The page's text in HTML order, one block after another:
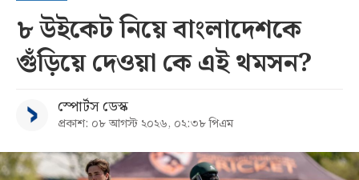
৮ উইকেট নিয়ে বাংলাদেশকে
গুঁড়িয়ে দেওয়া কে এই থমসন?
স্পোর্টস ডেস্ক
প্রকাশ: ০৮ আগস্ট ২০২৬, ০২:৩৮ পিএম